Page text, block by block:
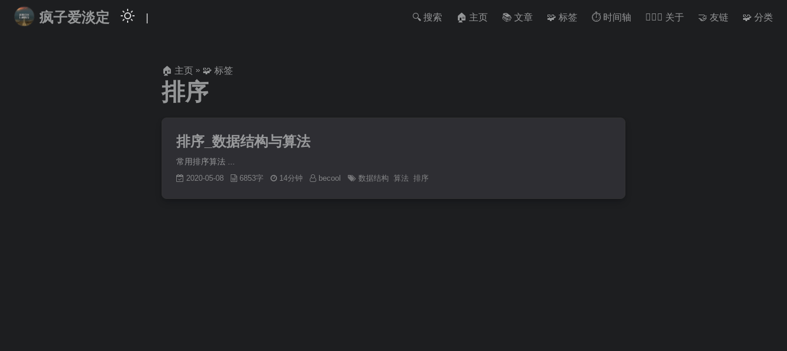
疯子爱淡定 🔍 搜索 🏠 主页 📚 文章 🧩 标签 ⏱️ 时间轴 🙋🏻‍♂️ 关于 🤝 友链 🧩 分类
🏠 主页 » 🧩 标签
排序
排序_数据结构与算法
2020-05-08 6853字 14分钟 becool 数据结构 算法 排序